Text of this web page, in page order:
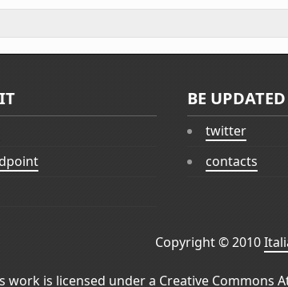
BE UPDATED
twitter
contacts
Copyright © 2010
work is licensed under a Creative Commons